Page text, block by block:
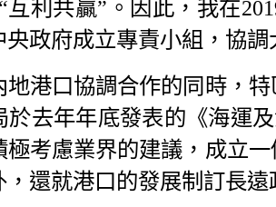
互利共贏”。因此，我在
央政府成立專責小組，協
地港口協調合作的同時，
於去年年底發表的《海運
極考慮業界的建議，成立
，還就港口的發展制訂長遠